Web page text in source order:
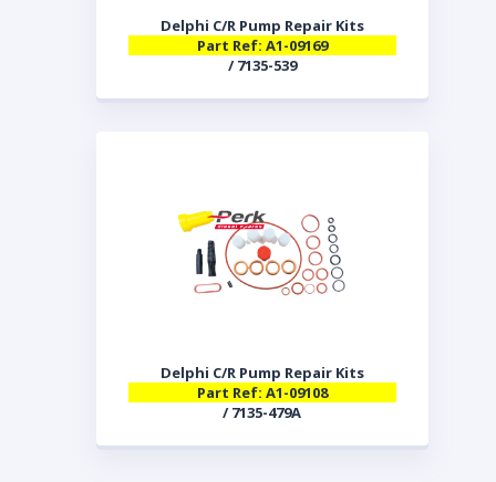
Delphi C/R Pump Repair Kits
Part Ref: A1-09169
/ 7135-539
Delphi C/R Pump Repair Kits
Part Ref: A1-09108
/ 7135-479A